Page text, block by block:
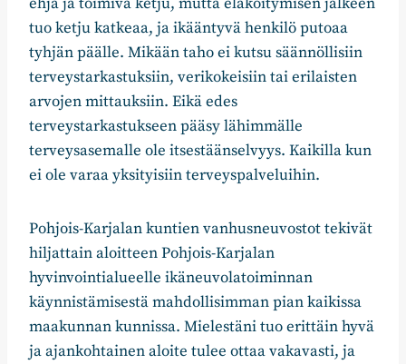
tuo ketju katkeaa, ja ikääntyvä henkilö putoaa
tyhjän päälle. Mikään taho ei kutsu säännöllisiin
terveystarkastuksiin, verikokeisiin tai erilaisten
arvojen mittauksiin. Eikä edes
terveystarkastukseen pääsy lähimmälle
terveysasemalle ole itsestäänselvyys. Kaikilla kun
ei ole varaa yksityisiin terveyspalveluihin.
Pohjois-Karjalan kuntien vanhusneuvostot tekivät
hiljattain aloitteen Pohjois-Karjalan
hyvinvointialueelle ikäneuvolatoiminnan
käynnistämisestä mahdollisimman pian kaikissa
maakunnan kunnissa. Mielestäni tuo erittäin hyvä
ja ajankohtainen aloite tulee ottaa vakavasti, ja